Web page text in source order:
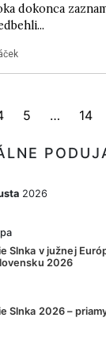
dokonca
5 … 14
2026
Slnka v južnej
2026
Slnka 2026 –